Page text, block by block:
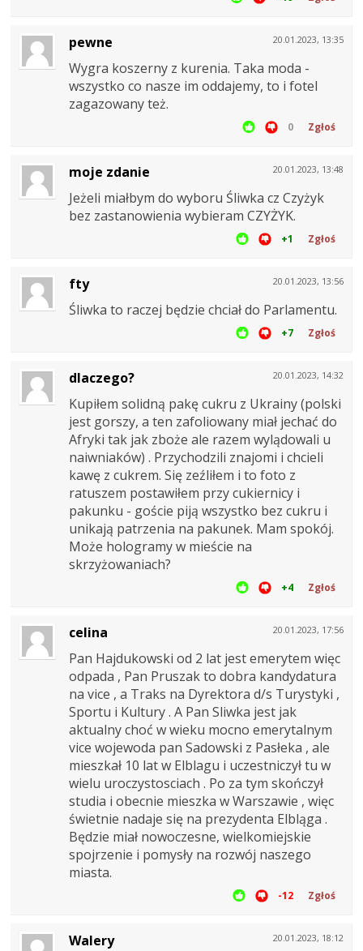
20.01.2023, 13:35
pewne
Wygra koszerny z kurenia. Taka moda -
wszystko co nasze im oddajemy, to i fotel
zagazowany też.
0 Zgłoś
20.01.2023, 13:48
moje zdanie
Jeżeli miałbym do wyboru Śliwka cz Czyżyk
bez zastanowienia wybieram CZYŻYK.
+1 Zgłoś
20.01.2023, 13:56
fty
Śliwka to raczej będzie chciał do Parlamentu.
+7 Zgłoś
20.01.2023, 14:32
dlaczego?
Kupiłem solidną pakę cukru z Ukrainy (polski
jest gorszy, a ten zafoliowany miał jechać do
Afryki tak jak zboże ale razem wylądowali u
naiwniaków) . Przychodzili znajomi i chcieli
kawę z cukrem. Się zeźliłem i to foto z
ratuszem postawiłem przy cukiernicy i
pakunku - goście piją wszystko bez cukru i
unikają patrzenia na pakunek. Mam spokój.
Może hologramy w mieście na
skrzyżowaniach?
+4 Zgłoś
20.01.2023, 17:56
celina
Pan Hajdukowski od 2 lat jest emerytem więc
odpada , Pan Pruszak to dobra kandydatura
na vice , a Traks na Dyrektora d/s Turystyki ,
Sportu i Kultury . A Pan Sliwka jest jak
aktualny choć w wieku mocno emerytalnym
vice wojewoda pan Sadowski z Pasłeka , ale
mieszkał 10 lat w Elblagu i uczestniczył tu w
wielu uroczystosciach . Po za tym skończył
studia i obecnie mieszka w Warszawie , więc
świetnie nadaje się na prezydenta Elbląga .
Będzie miał nowoczesne, wielkomiejskie
spojrzenie i pomysły na rozwój naszego
miasta.
-12 Zgłoś
20.01.2023, 18:12
Walery